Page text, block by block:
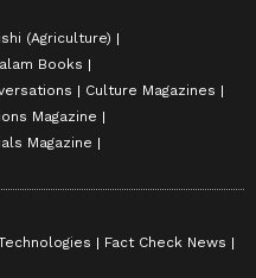
(Agriculture)
Books
Culture Magazines
Magazine
Magazine
Fact Check News